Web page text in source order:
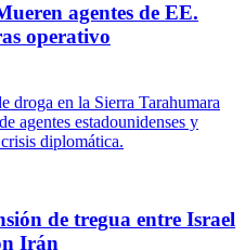
agentes de EE.
operativo
droga en la Sierra Tarahumara
agentes estadounidenses y
diplomática.
de tregua entre Israel
Irán